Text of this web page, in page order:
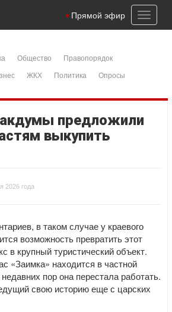
Toggle
Прямой эфир
Общество
Правопорядок
ЖКХ Политика
Опросы
предложили
выкупить
2026 года
в таком случае у краевого
возможность превратить этот
в крупный туристический объект.
«Заимка» находится в частной
пор она перестала работать.
свою историю еще с царских